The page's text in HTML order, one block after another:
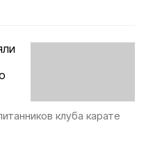
клуба карате